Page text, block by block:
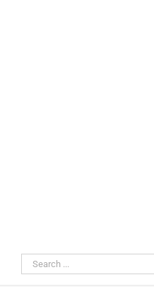
Search
for: